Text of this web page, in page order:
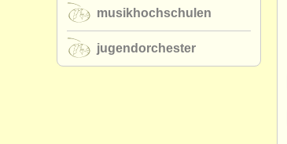
verlage:
anzeige veröffentlichen
musikhochschulen
jugendorchester